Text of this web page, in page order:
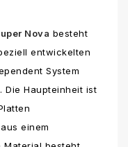
Nova besteht
entwickelten
System
Die Haupteinheit ist
einem